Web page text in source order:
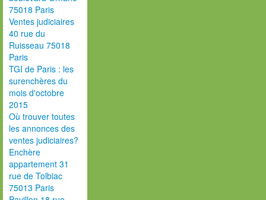
75018 Paris
Ventes judiciaires
40 rue du
Ruisseau 75018
Paris
TGI de Paris : les
surenchères du
mois d'octobre
2015
Où trouver toutes
les annonces des
ventes judiciaires?
Enchère
appartement 31
rue de Tolbiac
75013 Paris